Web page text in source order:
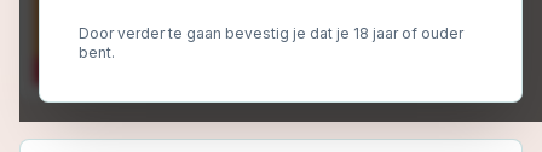
Door verder te gaan bevestig je dat je 18 jaar of ouder
bent.